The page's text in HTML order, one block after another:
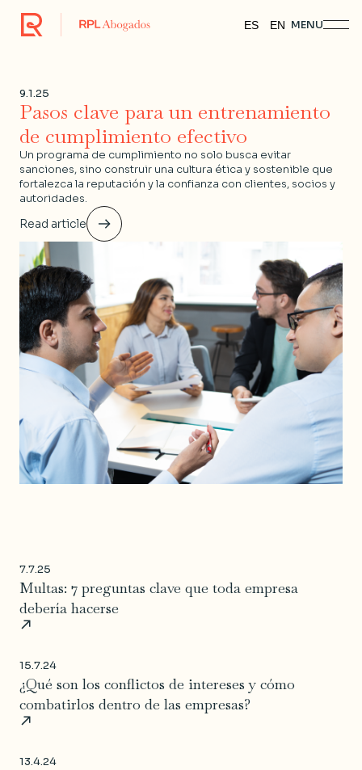
ES EN MENU
9.1.25
Pasos clave para un entrenamiento
de cumplimiento efectivo
Un programa de cumplimiento no solo busca evitar
sanciones, sino construir una cultura ética y sostenible que
fortalezca la reputación y la confianza con clientes, socios y
autoridades.
Read article
7.7.25
Multas: 7 preguntas clave que toda empresa
debería hacerse
15.7.24
¿Qué son los conflictos de intereses y cómo
combatirlos dentro de las empresas?
13.4.24